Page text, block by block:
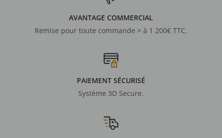
AVANTAGE COMMERCIAL
Remise pour toute commande > à 1 200€ TTC.
PAIEMENT SÉCURISÉ
Système 3D Secure.